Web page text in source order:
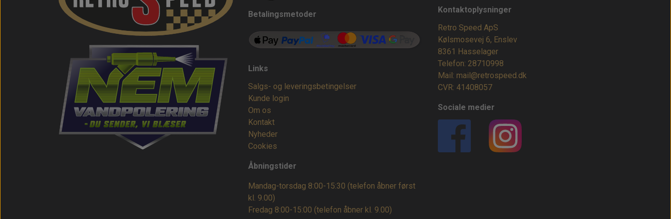
Betalingsmetoder
Links
Salgs- og leveringsbetingelser
Kunde login
Om os
Kontakt
Nyheder
Cookies
Åbningstider
Mandag-torsdag 8:00-15:30 (telefon åbner først
kl. 9.00)
Fredag 8:00-15:00 (telefon åbner kl. 9.00)
Kontaktoplysninger
Retro Speed ApS
Kølsmosevej 6, Enslev
8361 Hasselager
Telefon: 28710998
Mail: mail@retrospeed.dk
CVR: 41408057
Sociale medier